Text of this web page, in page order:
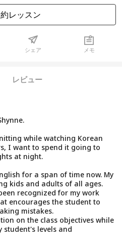
レッスン
シェア メモ
レビュー
while watching Korean
I want to spend it going to
at night.
for a span of time now. My
kids and adults of all ages.
recognized for my work
encourages the student to
mistakes.
on the class objectives while
levels and